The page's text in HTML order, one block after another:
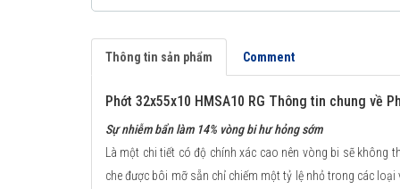
Thông tin sản phẩm Comment
Phớt 32x55x10 HMSA10 RG Thông tin chung về
Sự nhiễm bẩn làm 14% vòng bi hư hỏng sớm
Là một chi tiết có độ chính xác cao nên vòng bi sẽ không
che được bôi mỡ sẵn chỉ chiếm một tỷ lệ nhỏ trong các